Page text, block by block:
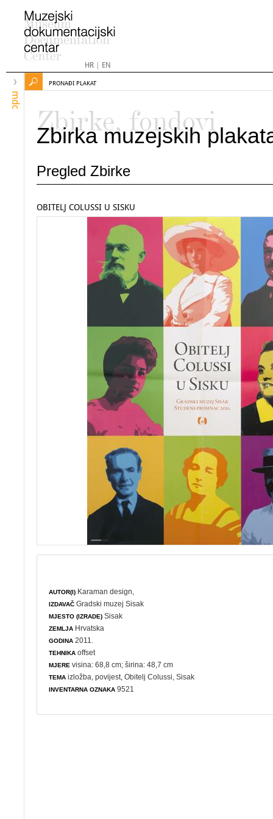
HR| EN
mdc
PRONAĐI PLAKAT
Zbirke, fondovi
Zbirka muzejskih
Pregled Zbirke
OBITELJ COLUSSI U SISKU
AUTOR(I) Karaman design,
IZDAVAČ Gradski muzej Sisak
MJESTO (IZRADE) Sisak
ZEMLJA Hrvatska
GODINA 2011.
TEHNIKA offset
MJERE visina: 68,8 cm; širina: 48,7 cm
TEMA izložba ,povijest , Obitelj Colussi, Sisak
INVENTARNA OZNAKA 9521